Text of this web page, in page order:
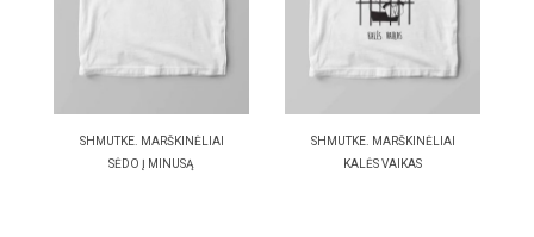
SHMUTKE. MARŠKINĖLIAI
SĖDO Į MINUSĄ
SHMUTKE. MARŠKINĖLIAI
KALĖS VAIKAS